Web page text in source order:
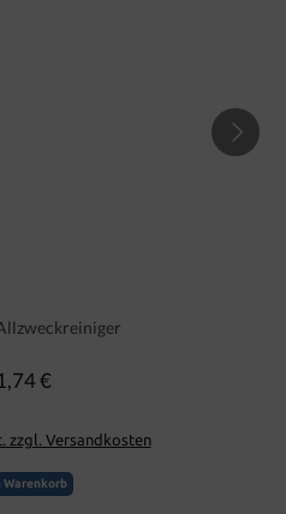
Regulärer Preis:
€
zzgl. Versandkosten
Warenkorb